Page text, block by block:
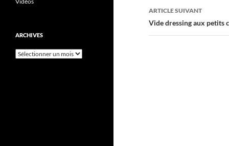
articles
ARTICLE SUIVANT
Vide dressing aux petits
ARCHIVES
Archives